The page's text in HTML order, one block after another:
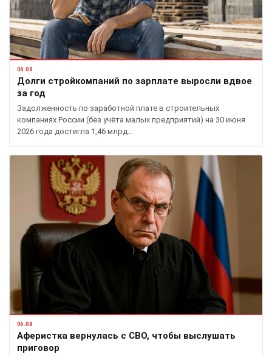
06.08
Долги стройкомпаний по зарплате выросли вдвое
за год
Задолженность по заработной плате в строительных
компаниях России (без учёта малых предприятий) на 30 июня
2026 года достигла 1,46 млрд…
06.08
Аферистка вернулась с СВО, чтобы выслушать
приговор